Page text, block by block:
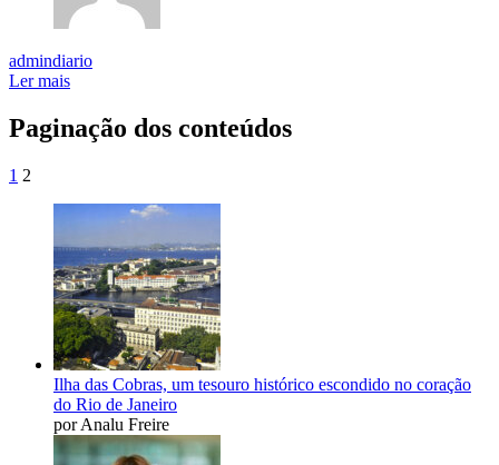
admindiario
Ler mais
Paginação dos conteúdos
1 2
Ilha das Cobras, um tesouro histórico escondido no coração
do Rio de Janeiro
por Analu Freire